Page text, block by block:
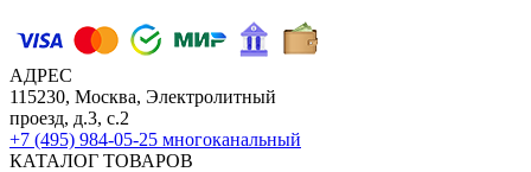
АДРЕС
115230, Москва, Электролитный
проезд, д.3, с.2
+7 (495) 984-05-25 многоканальный
КАТАЛОГ ТОВАРОВ